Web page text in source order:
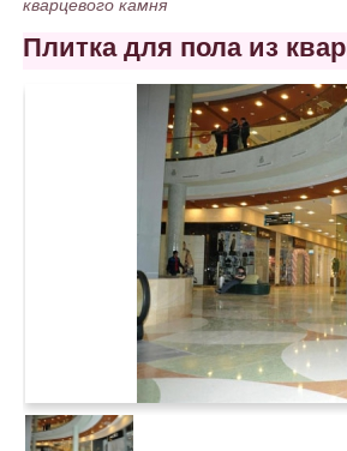
кварцевого камня
Плитка для пола из